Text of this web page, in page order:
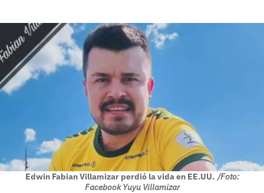
Edwin Fabian Villamizar perdió la vida en EE.UU. /Foto:
Facebook Yuyu Villamizar